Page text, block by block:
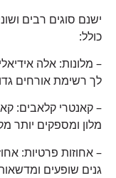
ישנם סוגים רבים
כולל:
– מלונות: אלה
לך רשימת אורחים
– קאנטרי קלאבים:
מלון ומספקים יותר
– אחוזות פרטיות:
גנים שופעים ומדשאות